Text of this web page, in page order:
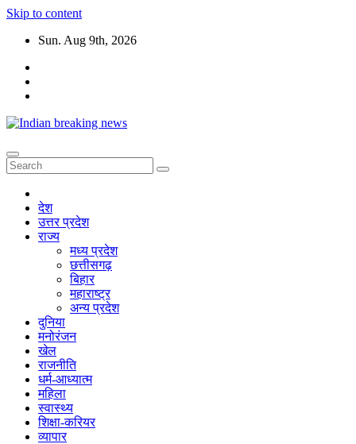
Skip to content
Sun. Aug 9th, 2026
देश
उत्तर प्रदेश
राज्य
मध्य प्रदेश
छत्तीसगढ़
बिहार
महाराष्ट्र
अन्य प्रदेश
दुनिया
मनोरंजन
खेल
राजनीति
धर्म-आध्यात्म
महिला
स्वास्थ्य
शिक्षा-करियर
व्यापार